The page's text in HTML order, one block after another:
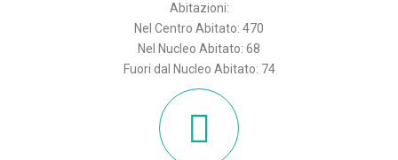
Abitazioni:
Nel Centro Abitato: 470
Nel Nucleo Abitato: 68
Fuori dal Nucleo Abitato: 74